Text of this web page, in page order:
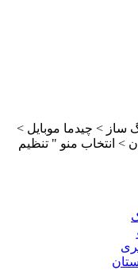
> چیدما موبایل >
انتخاب منو " تنظیم